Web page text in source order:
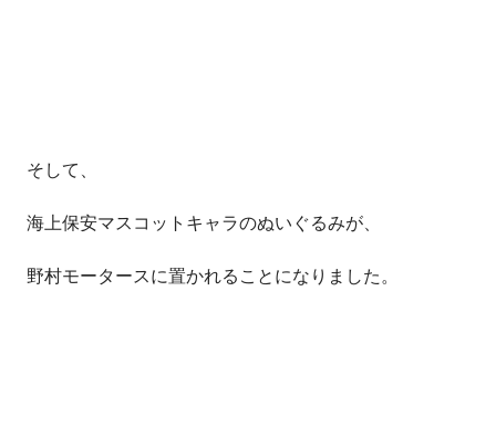
そして、
海上保安マスコットキャラのぬいぐるみが、
野村モータースに置かれることになりました。